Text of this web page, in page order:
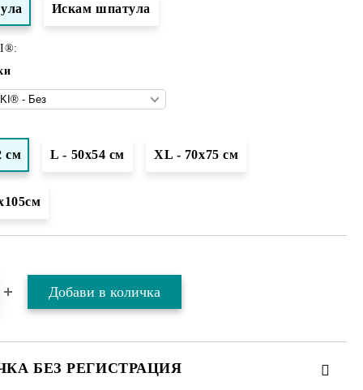
Искам шпатула
см L - 50х54 см XL - 70х75 см
БЕЗ РЕГИСТРАЦИЯ